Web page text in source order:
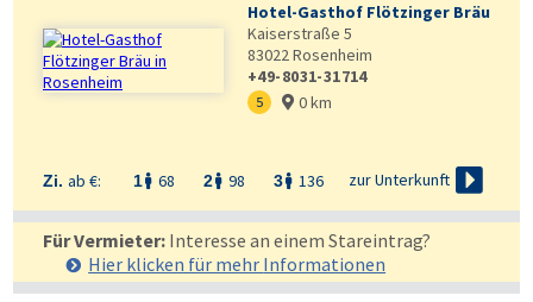
Hotel-Gasthof Flötzinger Bräu
Kaiserstraße 5
83022Rosenheim
+49-8031-31714
5  0 km
Zi. ab €: 1 68 2 98 3 136 zur Unterkunft 
Für Vermieter: Interesse an einem Stareintrag?
Hier klicken für mehr Informationen